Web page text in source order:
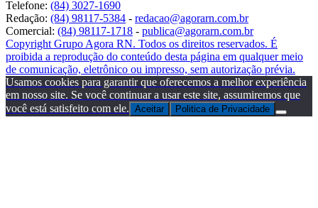
Telefone: (84) 3027-1690
Redação: (84) 98117-5384 - redacao@agorarn.com.br
Comercial: (84) 98117-1718 - publica@agorarn.com.br
Copyright Grupo Agora RN. Todos os direitos reservados. É
proibida a reprodução do conteúdo desta página em qualquer meio
de comunicação, eletrônico ou impresso, sem autorização prévia.
Usamos cookies para garantir que oferecemos a melhor experiência
em nosso site. Se você continuar a usar este site, assumiremos que
você está satisfeito com ele. Aceitar Politica de Privacidade